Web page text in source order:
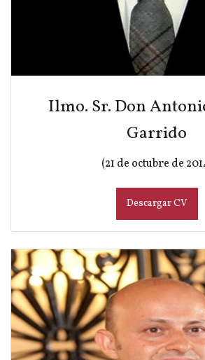
Ilmo. Sr. Don
Garrido
(21 de octubre de
Descargar CV